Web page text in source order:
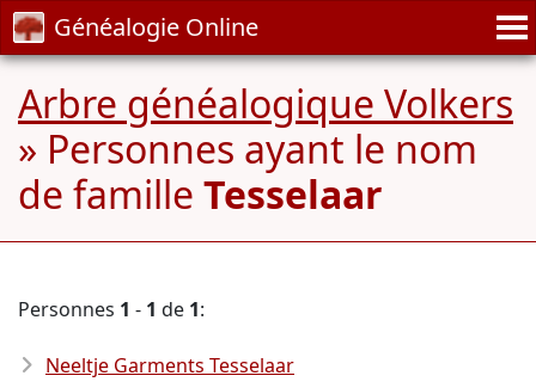
Généalogie Online
Arbre généalogique Volkers
» Personnes ayant le nom
de famille Tesselaar
Personnes 1 - 1 de 1:
Neeltje Garments Tesselaar